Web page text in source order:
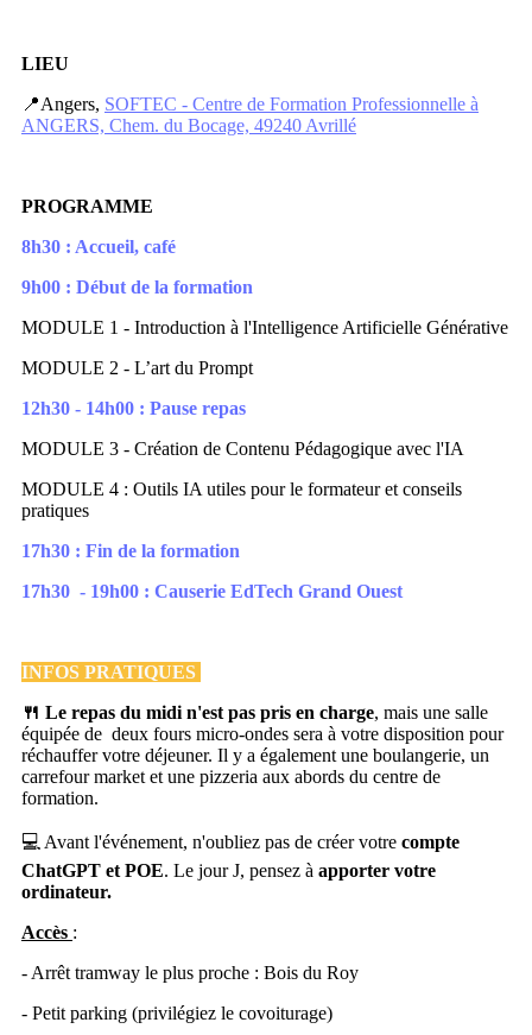
LIEU
📍Angers, SOFTEC - Centre de Formation Professionnelle à
ANGERS, Chem. du Bocage, 49240 Avrillé
PROGRAMME
8h30 : Accueil, café
9h00 : Début de la formation
MODULE 1 - Introduction à l'Intelligence Artificielle Générative
MODULE 2 - L’art du Prompt
12h30 - 14h00 : Pause repas
MODULE 3 - Création de Contenu Pédagogique avec l'IA
MODULE 4 : Outils IA utiles pour le formateur et conseils
pratiques
17h30 : Fin de la formation
17h30 - 19h00 : Causerie EdTech Grand Ouest
INFOS PRATIQUES
🍴 Le repas du midi n'est pas pris en charge, mais une salle
équipée de deux fours micro-ondes sera à votre disposition pour
réchauffer votre déjeuner. Il y a également une boulangerie, un
carrefour market et une pizzeria aux abords du centre de
formation.
💻 Avant l'événement, n'oubliez pas de créer votre compte
ChatGPT et POE. Le jour J, pensez à apporter votre
ordinateur.
Accès :
- Arrêt tramway le plus proche : Bois du Roy
- Petit parking (privilégiez le covoiturage)